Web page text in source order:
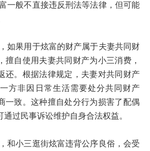
般不直接违反刑法等法律，但可能
果用于炫富的财产属于夫妻共同财
擅自使用夫妻共同财产为小三消费，
还。根据法律规定，夫妻对共同财产
方非因日常生活需要处分共同财产
一致。这种擅自处分行为损害了配偶
过民事诉讼维护自身合法权益。
小三逛街炫富违背公序良俗，会受